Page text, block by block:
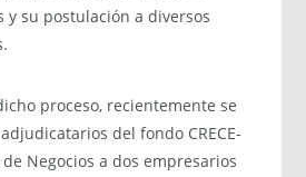
y su postulación a diversos
proceso, recientemente se
del fondo CRECE-
Negocios a dos empresarios